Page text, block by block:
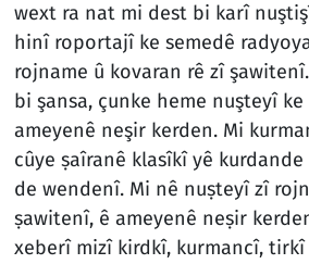
wext ra nat mi dest bi karî
hinî roportajî ke semedê
rojname û kovaran rê zî
bi şansa, çunke heme nuşteyî
ameyenê neşir kerden. Mi
cûye ṣaîranê klasîkî yê
de wendenî. Mi nê nuṣteyî zî
ṣawitenî, ê ameyenê neṣir
xeberî mizî kirdkî, kurmancî, tirkî